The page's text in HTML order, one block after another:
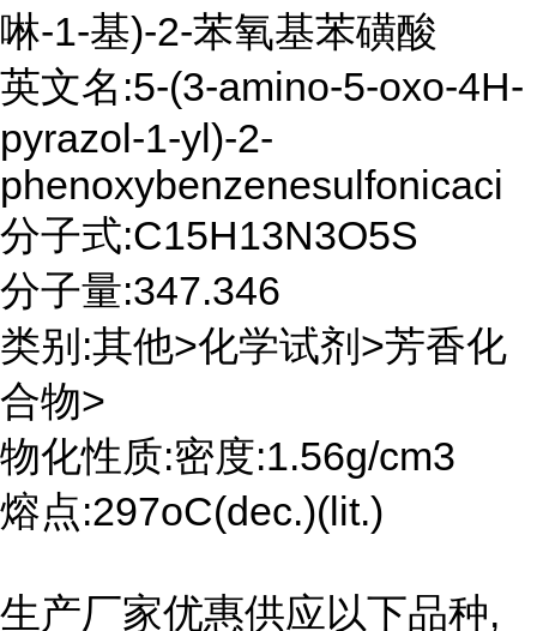
啉-1-基)-2-苯氧基苯磺酸
英文名:5-(3-amino-5-oxo-4H-
pyrazol-1-yl)-2-
phenoxybenzenesulfonicaci
分子式:C15H13N3O5S
分子量:347.346
类别:其他>化学试剂>芳香化
合物>
物化性质:密度:1.56g/cm3
熔点:297oC(dec.)(lit.)
生产厂家优惠供应以下品种,